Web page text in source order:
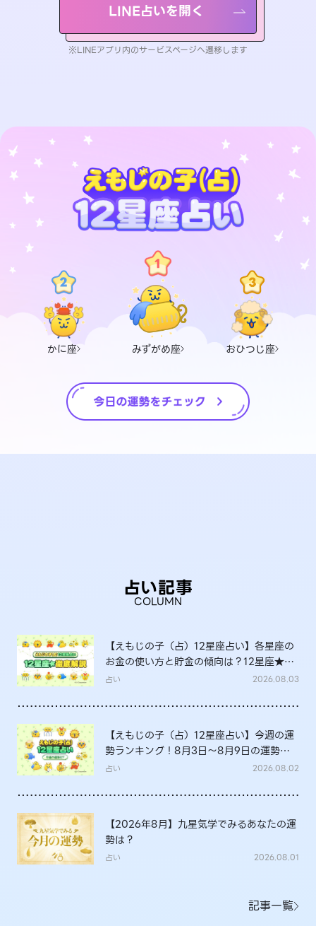
LINE占いを開く
※LINEアプリ内のサービスページへ遷移します
かに座 みずがめ座 おひつじ座
占い記事
COLUMN
【えもじの子（占）12星座占い】各星座の
お金の使い方と貯金の傾向は？12星座★徹
底解説
占い 2026.08.03
【えもじの子（占）12星座占い】今週の運
勢ランキング！8月3日～8月9日の運勢
は？
占い 2026.08.02
【2026年8月】九星気学でみるあなたの運
勢は？
占い 2026.08.01
記事一覧